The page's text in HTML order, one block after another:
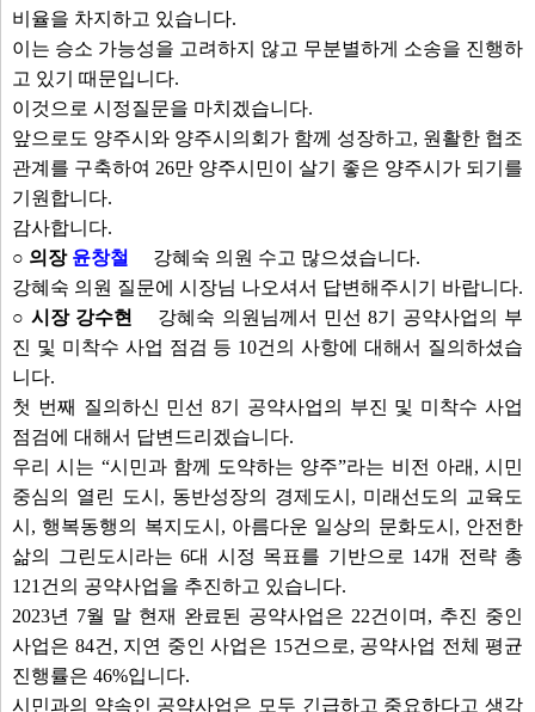
비율을 차지하고 있습니다.
이는 승소 가능성을 고려하지 않고 무분별하게 소송을 진행하
고 있기 때문입니다.
이것으로 시정질문을 마치겠습니다.
앞으로도 양주시와 양주시의회가 함께 성장하고, 원활한 협조
관계를 구축하여 26만 양주시민이 살기 좋은 양주시가 되기를
기원합니다.
감사합니다.
○ 의장 윤창철
강혜숙 의원 수고 많으셨습니다.
강혜숙 의원 질문에 시장님 나오셔서 답변해주시기 바랍니다.
○ 시장 강수현
강혜숙 의원님께서 민선 8기 공약사업의 부
진 및 미착수 사업 점검 등 10건의 사항에 대해서 질의하셨습
니다.
첫 번째 질의하신 민선 8기 공약사업의 부진 및 미착수 사업
점검에 대해서 답변드리겠습니다.
우리 시는 “시민과 함께 도약하는 양주”라는 비전 아래, 시민
중심의 열린 도시, 동반성장의 경제도시, 미래선도의 교육도
시, 행복동행의 복지도시, 아름다운 일상의 문화도시, 안전한
삶의 그린도시라는 6대 시정 목표를 기반으로 14개 전략 총
121건의 공약사업을 추진하고 있습니다.
2023년 7월 말 현재 완료된 공약사업은 22건이며, 추진 중인
사업은 84건, 지연 중인 사업은 15건으로, 공약사업 전체 평균
진행률은 46%입니다.
시민과의 약속인 공약사업은 모두 긴급하고 중요하다고 생각